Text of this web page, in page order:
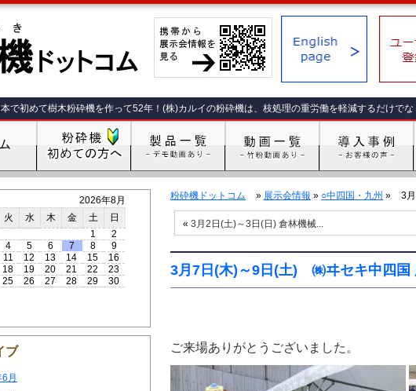
本で初めて樹木粉砕機を作って52年！(株)カルイの粉砕機は、枝処理の重労働を軽減するだけで
2026年8月
火 水 木 金 土
日
1
2
4 5 6 7 8
9
11 12 13 14 15
16
18 19 20 21 22
23
25 26 27 28 29
30
ブ
月
粉砕機ドットコム » 展示会情報 » ○中四国・九州 » 3
« 3月2日(土)～3日(日) 倉林機械...
3月7日(木)～9日(土) ㈱ヰセキ中四国
ご来場ありがとうございました。